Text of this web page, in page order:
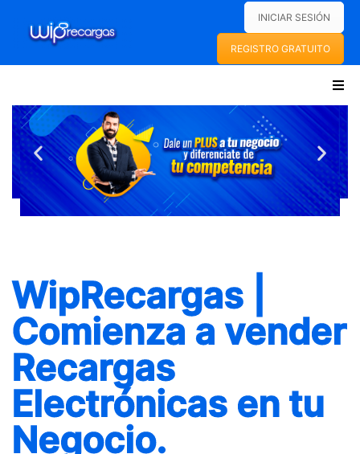
INICIAR SESIÓN
REGISTRO GRATUITO
INICIO
WIPRECARGAS
SOBRE NOSOTROS
RECARGAS ELECTRÓNICAS
PAGO DE SERVICIOS
PINES ELECTRÓNICOS
MOTOWIP-TLAX
CONTACTANOS
CONSULTAR
WipRecargas |
Comienza a vender
Recargas
Electrónicas en tu
Negocio.